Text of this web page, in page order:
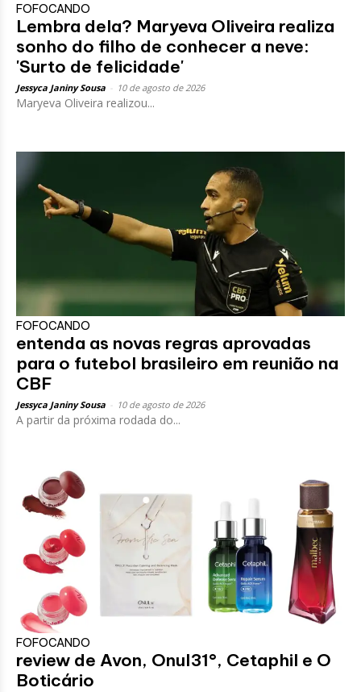
FOFOCANDO
Lembra dela? Maryeva Oliveira realiza
sonho do filho de conhecer a neve:
'Surto de felicidade'
Jessyca Janiny Sousa 10 de agosto de 2026
Maryeva Oliveira realizou...
FOFOCANDO
entenda as novas regras aprovadas
para o futebol brasileiro em reunião na
CBF
Jessyca Janiny Sousa 10 de agosto de 2026
A partir da próxima rodada do...
FOFOCANDO
review de Avon, Onul31°, Cetaphil e O
Boticário